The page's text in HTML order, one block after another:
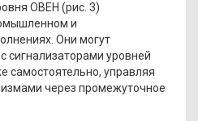
ОВЕН (рис. 3)
и
Они могут
сигнализаторами уровней
самостоятельно, управляя
через промежуточное